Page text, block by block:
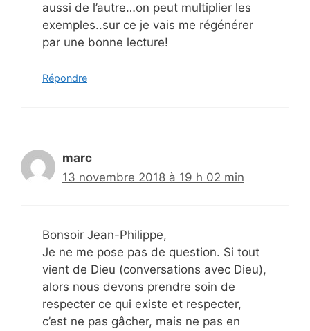
aussi de l’autre…on peut multiplier les
exemples..sur ce je vais me régénérer
par une bonne lecture!
Répondre
marc
13 novembre 2018 à 19 h 02 min
Bonsoir Jean-Philippe,
Je ne me pose pas de question. Si tout
vient de Dieu (conversations avec Dieu),
alors nous devons prendre soin de
respecter ce qui existe et respecter,
c’est ne pas gâcher, mais ne pas en